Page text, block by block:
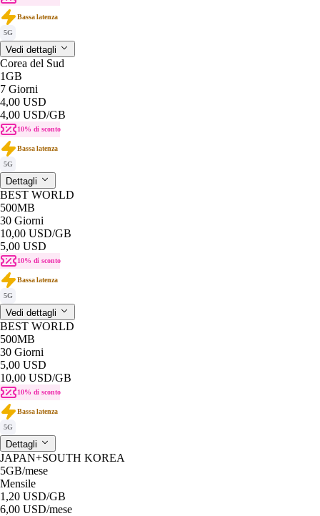
Bassa latenza
5G
Vedi dettagli
Corea del Sud
1GB
7 Giorni
4,00 USD
4,00 USD/GB
10% di sconto
Bassa latenza
5G
Dettagli
BEST WORLD
500MB
30 Giorni
10,00 USD/GB
5,00 USD
10% di sconto
Bassa latenza
5G
Vedi dettagli
BEST WORLD
500MB
30 Giorni
5,00 USD
10,00 USD/GB
10% di sconto
Bassa latenza
5G
Dettagli
JAPAN+SOUTH KOREA
5GB/mese
Mensile
1,20 USD/GB
6,00 USD/mese